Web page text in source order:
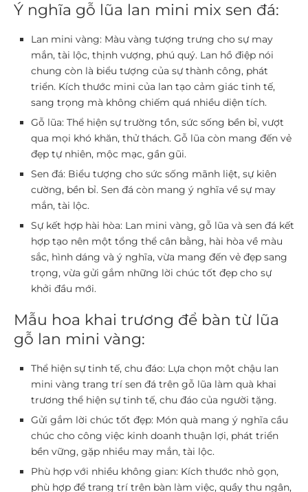
Ý nghĩa gỗ lũa lan mini mix sen đá:
Lan mini vàng: Màu vàng tượng trưng cho sự may
mắn, tài lộc, thịnh vượng, phú quý. Lan hồ điệp nói
chung còn là biểu tượng của sự thành công, phát
triển. Kích thước mini của lan tạo cảm giác tinh tế,
sang trọng mà không chiếm quá nhiều diện tích.
Gỗ lũa: Thể hiện sự trường tồn, sức sống bền bỉ, vượt
qua mọi khó khăn, thử thách. Gỗ lũa còn mang đến vẻ
đẹp tự nhiên, mộc mạc, gần gũi.
Sen đá: Biểu tượng cho sức sống mãnh liệt, sự kiên
cường, bền bỉ. Sen đá còn mang ý nghĩa về sự may
mắn, tài lộc.
Sự kết hợp hài hòa: Lan mini vàng, gỗ lũa và sen đá kết
hợp tạo nên một tổng thể cân bằng, hài hòa về màu
sắc, hình dáng và ý nghĩa, vừa mang đến vẻ đẹp sang
trọng, vừa gửi gắm những lời chúc tốt đẹp cho sự
khởi đầu mới.
Mẫu hoa khai trương để bàn từ lũa
gỗ lan mini vàng:
Thể hiện sự tinh tế, chu đáo: Lựa chọn một chậu lan
mini vàng trang trí sen đá trên gỗ lũa làm quà khai
trương thể hiện sự tinh tế, chu đáo của người tặng.
Gửi gắm lời chúc tốt đẹp: Món quà mang ý nghĩa cầu
chúc cho công việc kinh doanh thuận lợi, phát triển
bền vững, gặp nhiều may mắn, tài lộc.
Phù hợp với nhiều không gian: Kích thước nhỏ gọn,
phù hợp để trang trí trên bàn làm việc, quầy thu ngân,